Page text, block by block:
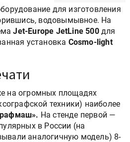
для изготовления
водовымывное. На
Jet-Europe JetLine 500для
установка Cosmo-light
на огромных площадях
техники) наиболее
На стенде первой —
в России (на
аналогичную модель) 8-